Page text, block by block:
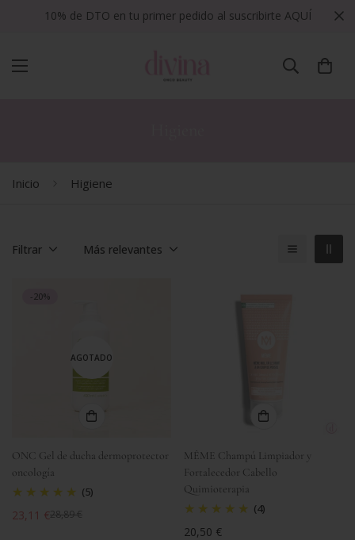
10% de DTO en tu primer pedido al suscribirte AQUÍ
Inicio Higiene
Filtrar Más relevantes
-20%
AGOTADO
ONC Gel de ducha dermoprotector
oncología
(5)
Precio
23,11 €
Precio
28,89 €
MÊME Champú Limpiador y
Fortalecedor Cabello
Quimioterapia
(4)
Precio
20,50 €